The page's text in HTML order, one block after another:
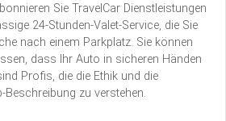
Sie TravelCar Dienstleistungen
24-Stunden-Valet-Service, die Sie
nach einem Parkplatz. Sie können
dass Ihr Auto in sicheren Händen
Profis, die die Ethik und die
zu verstehen.